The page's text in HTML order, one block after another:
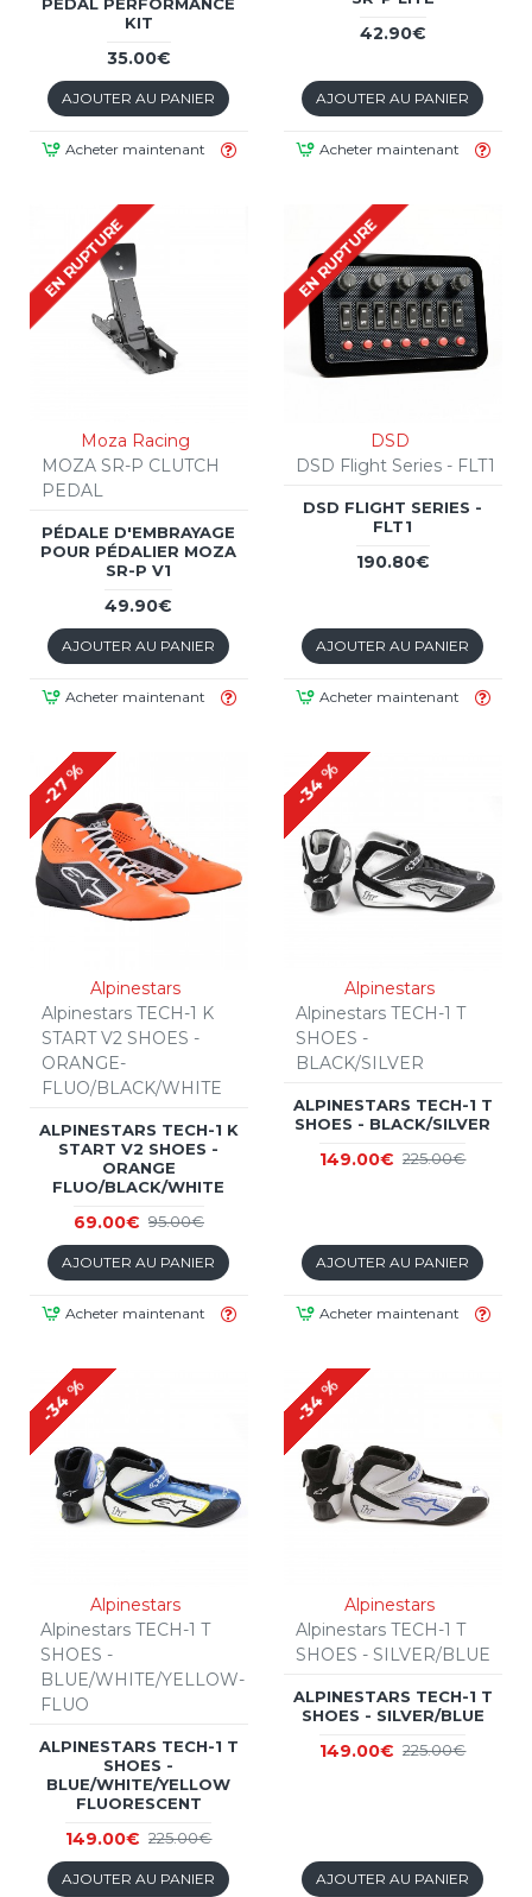
KIT
35.00€
AJOUTER AU PANIER
Acheter maintenant
42.90€
AJOUTER AU PANIER
Acheter maintenant
EN RUPTURE
Moza Racing
MOZA SR-P CLUTCH
PEDAL
PÉDALE D'EMBRAYAGE
POUR PÉDALIER MOZA
SR-P V1
49.90€
AJOUTER AU PANIER
Acheter maintenant
EN RUPTURE
DSD
DSD Flight Series - FLT1
DSD FLIGHT SERIES -
FLT1
190.80€
AJOUTER AU PANIER
Acheter maintenant
-27 %
Alpinestars
Alpinestars TECH-1 K
START V2 SHOES -
ORANGE-
FLUO/BLACK/WHITE
ALPINESTARS TECH-1 K
START V2 SHOES -
ORANGE
FLUO/BLACK/WHITE
69.00€ 95.00€
AJOUTER AU PANIER
Acheter maintenant
-34 %
Alpinestars
Alpinestars TECH-1 T
SHOES -
BLACK/SILVER
ALPINESTARS TECH-1 T
SHOES - BLACK/SILVER
149.00€ 225.00€
AJOUTER AU PANIER
Acheter maintenant
-34 %
Alpinestars
Alpinestars TECH-1 T
SHOES -
BLUE/WHITE/YELLOW-
FLUO
ALPINESTARS TECH-1 T
SHOES -
BLUE/WHITE/YELLOW
FLUORESCENT
149.00€ 225.00€
AJOUTER AU PANIER
-34 %
Alpinestars
Alpinestars TECH-1 T
SHOES - SILVER/BLUE
ALPINESTARS TECH-1 T
SHOES - SILVER/BLUE
149.00€ 225.00€
AJOUTER AU PANIER